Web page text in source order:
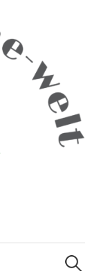
Suchen
nach: